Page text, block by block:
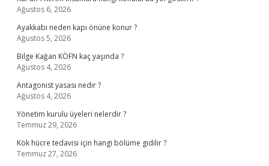
Ağustos 6, 2026
Ayakkabı neden kapı önüne konur ?
Ağustos 5, 2026
Bilge Kağan KÖFN kaç yaşında ?
Ağustos 4, 2026
Antagonist yasası nedir ?
Ağustos 4, 2026
Yönetim kurulu üyeleri nelerdir ?
Temmuz 29, 2026
Kök hücre tedavisi için hangi bölüme gidilir ?
Temmuz 27, 2026